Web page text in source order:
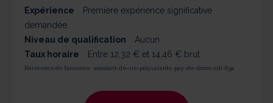
Expérience
Première expérience significative
demandée.
Niveau de qualification
Aucun
Taux horaire
Entre 12,32 € et 14,46 € brut
Rérérence de l'annonce : assistant-de-vie-polyvalente-puy-de-dome-cdi-63a